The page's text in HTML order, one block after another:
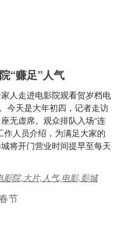
“赚足”人气
人走进电影院观看贺岁档电
今天是大年初四，记者走访
无虚席。观众排队入场“连
作人员介绍，为满足大家的
将开门营业时间提早至每天
影院,大片,人气,电影,影城